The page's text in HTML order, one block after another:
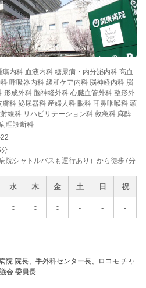
内科 血液内科 糖尿病・内分泌内科 高血
呼吸器内科 緩和ケア内科 脳神経内科 脳
形成外科 脳神経外科 心臓血管外科 整形外
科 泌尿器科 産婦人科 眼科 耳鼻咽喉科 頭
線科 リハビリテーション科 救急科 麻酔
理診断科
院シャトルバスも運行あり）から徒歩7分
水 木 金 土 日 祝
○ ○ ○ - - -
院 院長、手外科センター長、ロコモ チャ
会 委員長